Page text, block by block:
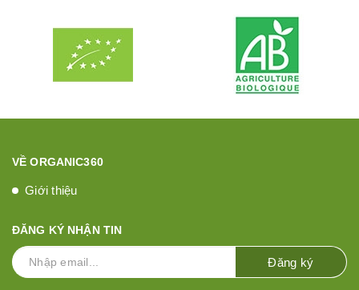
VỀ ORGANIC360
Giới thiệu
ĐĂNG KÝ NHẬN TIN
Đăng ký